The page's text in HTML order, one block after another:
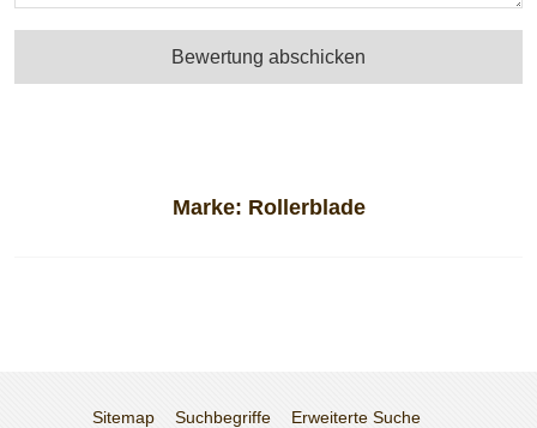
Marke: Rollerblade
Bewertung abschicken
Sitemap Suchbegriffe Erweiterte Suche